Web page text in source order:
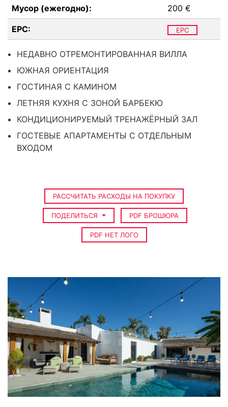
Мусор (ежегодно): 200 €
EPC: EPC
НЕДАВНО ОТРЕМОНТИРОВАННАЯ ВИЛЛА
ЮЖНАЯ ОРИЕНТАЦИЯ
ГОСТИНАЯ С КАМИНОМ
ЛЕТНЯЯ КУХНЯ С ЗОНОЙ БАРБЕКЮ
КОНДИЦИОНИРУЕМЫЙ ТРЕНАЖЁРНЫЙ ЗАЛ
ГОСТЕВЫЕ АПАРТАМЕНТЫ С ОТДЕЛЬНЫМ
ВХОДОМ
РАССЧИТАТЬ РАСХОДЫ НА ПОКУПКУ
ПОДЕЛИТЬСЯ PDF БРОШЮРА
PDF НЕТ ЛОГО